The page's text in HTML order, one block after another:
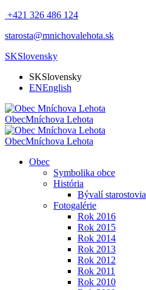
+421 326 486 124
starosta@mnichovalehota.sk
SKSlovensky
SKSlovensky
ENEnglish
ObecMníchova Lehota
ObecMníchova Lehota
Obec
Symbolika obce
História
Bývalí starostovia
Fotogalérie
Rok 2016
Rok 2015
Rok 2014
Rok 2013
Rok 2012
Rok 2011
Rok 2010